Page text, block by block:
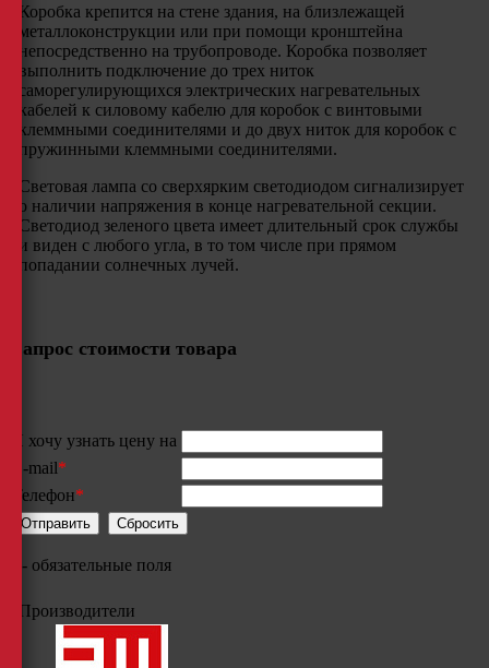
Коробка крепится на стене здания, на близлежащей
металлоконструкции или при помощи кронштейна
непосредственно на трубопроводе. Коробка позволяет
выполнить подключение до трех ниток
саморегулирующихся электрических нагревательных
кабелей к силовому кабелю для коробок с винтовыми
клеммными соединителями и до двух ниток для коробок с
пружинными клеммными соединителями.
Световая лампа со сверхярким светодиодом сигнализирует
о наличии напряжения в конце нагревательной секции.
Светодиод зеленого цвета имеет длительный срок службы
и виден с любого угла, в то том числе при прямом
попадании солнечных лучей.
Запрос стоимости товара
Я хочу узнать цену на
E-mail*
Телефон*
- обязательные поля
Производители